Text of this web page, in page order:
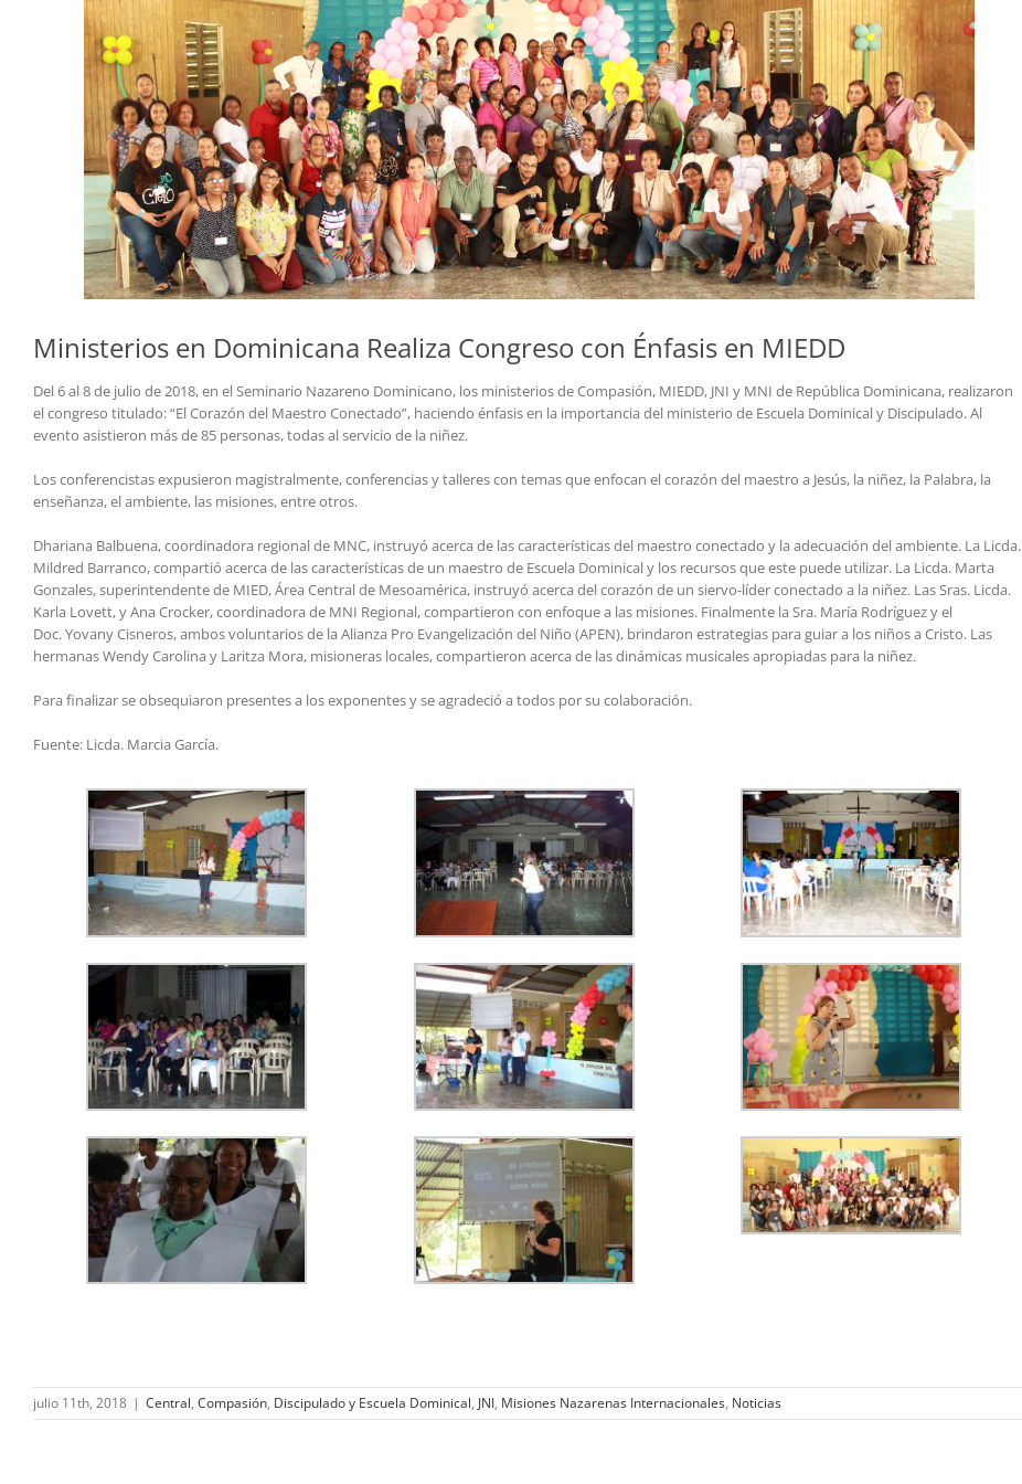
Ministerios en Dominicana Realiza Congreso con Énfasis en MIEDD
Del 6 al 8 de julio de 2018, en el Seminario Nazareno Dominicano, los ministerios de Compasión, MIEDD, JNI y MNI de República Dominicana, realizaron
el congreso titulado: “El Corazón del Maestro Conectado”, haciendo énfasis en la importancia del ministerio de Escuela Dominical y Discipulado. Al
evento asistieron más de 85 personas, todas al servicio de la niñez.
Los conferencistas expusieron magistralmente, conferencias y talleres con temas que enfocan el corazón del maestro a Jesús, la niñez, la Palabra, la
enseñanza, el ambiente, las misiones, entre otros.
Dhariana Balbuena, coordinadora regional de MNC, instruyó acerca de las características del maestro conectado y la adecuación del ambiente. La Licda.
Mildred Barranco, compartió acerca de las características de un maestro de Escuela Dominical y los recursos que este puede utilizar. La Licda. Marta
Gonzales, superintendente de MIED, Área Central de Mesoamérica, instruyó acerca del corazón de un siervo-líder conectado a la niñez. Las Sras. Licda.
Karla Lovett, y Ana Crocker, coordinadora de MNI Regional, compartieron con enfoque a las misiones. Finalmente la Sra. María Rodríguez y el
Doc. Yovany Cisneros, ambos voluntarios de la Alianza Pro Evangelización del Niño (APEN), brindaron estrategias para guiar a los niños a Cristo. Las
hermanas Wendy Carolina y Laritza Mora, misioneras locales, compartieron acerca de las dinámicas musicales apropiadas para la niñez.
Para finalizar se obsequiaron presentes a los exponentes y se agradeció a todos por su colaboración.
Fuente: Licda. Marcia García.
julio 11th, 2018 | Central, Compasión, Discipulado y Escuela Dominical, JNI, Misiones Nazarenas Internacionales, Noticias